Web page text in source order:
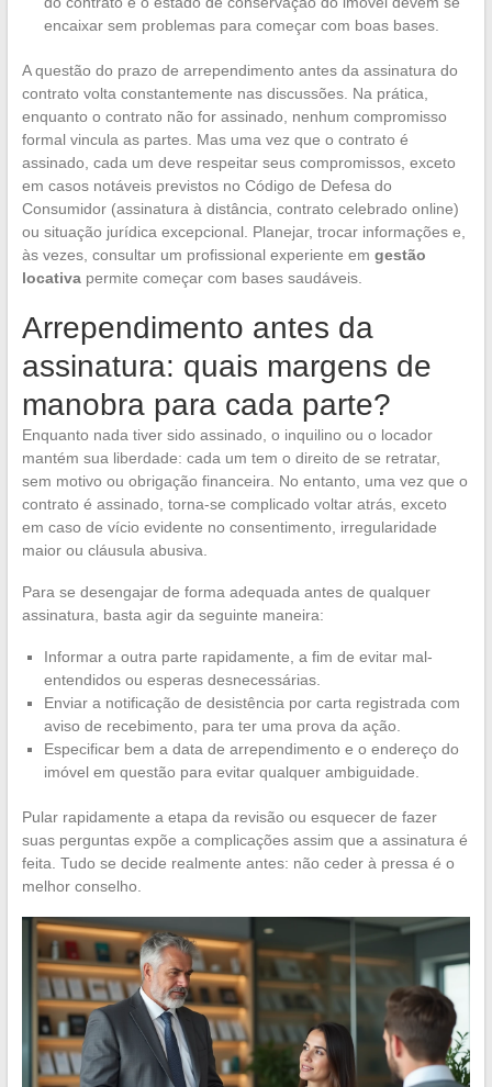
encaixar sem problemas para começar com boas bases.
A questão do prazo de arrependimento antes da assinatura do
contrato volta constantemente nas discussões. Na prática,
enquanto o contrato não for assinado, nenhum compromisso
formal vincula as partes. Mas uma vez que o contrato é
assinado, cada um deve respeitar seus compromissos, exceto
em casos notáveis previstos no Código de Defesa do
Consumidor (assinatura à distância, contrato celebrado online)
ou situação jurídica excepcional. Planejar, trocar informações e,
às vezes, consultar um profissional experiente em gestão
locativapermite começar com bases saudáveis.
Arrependimento antes da
assinatura: quais margens de
manobra para cada parte?
Enquanto nada tiver sido assinado, o inquilino ou o locador
mantém sua liberdade: cada um tem o direito de se retratar,
sem motivo ou obrigação financeira. No entanto, uma vez que o
contrato é assinado, torna-se complicado voltar atrás, exceto
em caso de vício evidente no consentimento, irregularidade
maior ou cláusula abusiva.
Para se desengajar de forma adequada antes de qualquer
assinatura, basta agir da seguinte maneira:
Informar a outra parte rapidamente, a fim de evitar mal-
entendidos ou esperas desnecessárias.
Enviar a notificação de desistência por carta registrada com
aviso de recebimento, para ter uma prova da ação.
Especificar bem a data de arrependimento e o endereço do
imóvel em questão para evitar qualquer ambiguidade.
Pular rapidamente a etapa da revisão ou esquecer de fazer
suas perguntas expõe a complicações assim que a assinatura é
feita. Tudo se decide realmente antes: não ceder à pressa é o
melhor conselho.